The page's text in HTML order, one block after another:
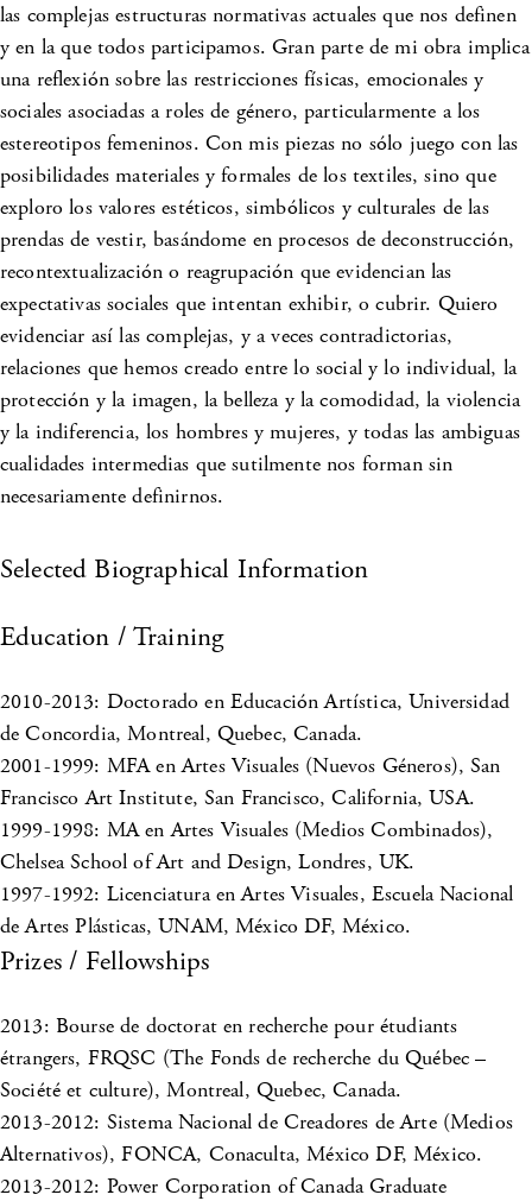
las complejas estructuras normativas actuales que nos definen
y en la que todos participamos. Gran parte de mi obra implica
una reflexión sobre las restricciones físicas, emocionales y
sociales asociadas a roles de género, particularmente a los
estereotipos femeninos. Con mis piezas no sólo juego con las
posibilidades materiales y formales de los textiles, sino que
exploro los valores estéticos, simbólicos y culturales de las
prendas de vestir, basándome en procesos de deconstrucción,
recontextualización o reagrupación que evidencian las
expectativas sociales que intentan exhibir, o cubrir. Quiero
evidenciar así las complejas, y a veces contradictorias,
relaciones que hemos creado entre lo social y lo individual, la
protección y la imagen, la belleza y la comodidad, la violencia
y la indiferencia, los hombres y mujeres, y todas las ambiguas
cualidades intermedias que sutilmente nos forman sin
necesariamente definirnos.
Selected Biographical Information
Education / Training
2010-2013: Doctorado en Educación Artística, Universidad
de Concordia, Montreal, Quebec, Canada.
2001-1999: MFA en Artes Visuales (Nuevos Géneros), San
Francisco Art Institute, San Francisco, California, USA.
1999-1998: MA en Artes Visuales (Medios Combinados),
Chelsea School of Art and Design, Londres, UK.
1997-1992: Licenciatura en Artes Visuales, Escuela Nacional
de Artes Plásticas, UNAM, México DF, México.
Prizes / Fellowships
2013: Bourse de doctorat en recherche pour étudiants
étrangers, FRQSC (The Fonds de recherche du Québec –
Société et culture), Montreal, Quebec, Canada.
2013-2012: Sistema Nacional de Creadores de Arte (Medios
Alternativos), FONCA, Conaculta, México DF, México.
2013-2012: Power Corporation of Canada Graduate